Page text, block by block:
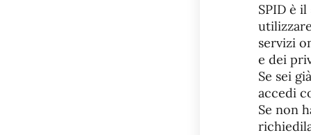
SPID è
servizi
e dei
Se sei
accedi
Se non